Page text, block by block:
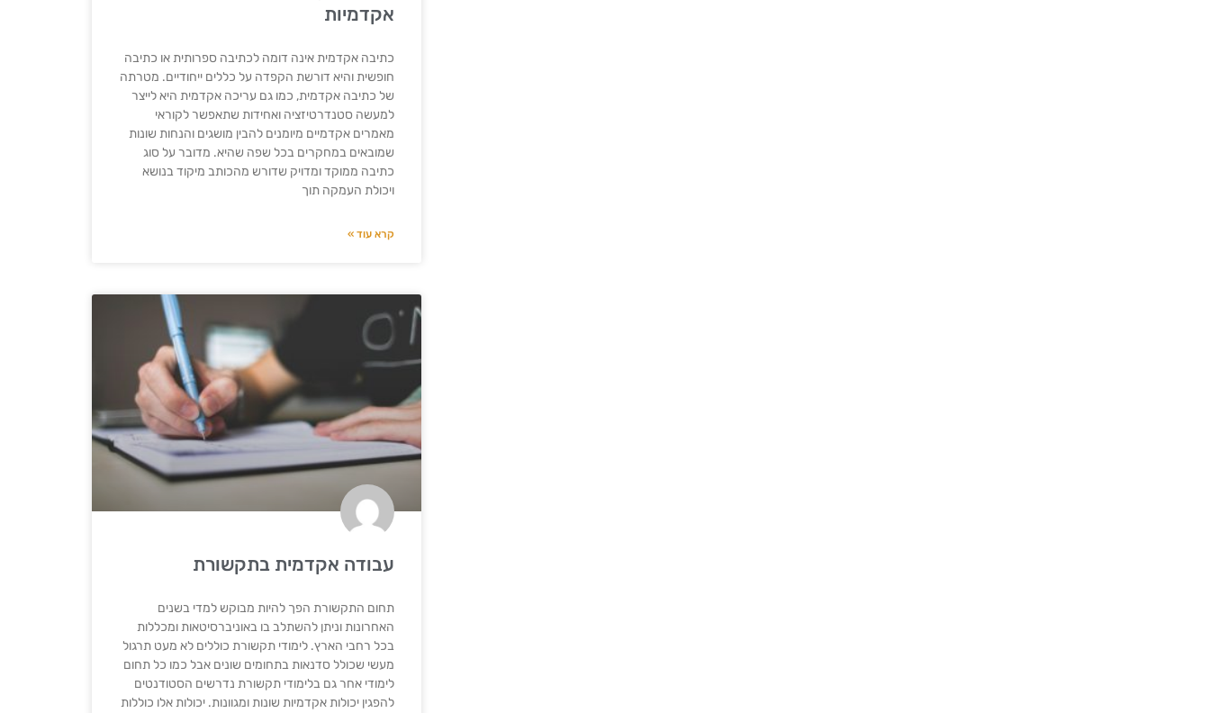
אקדמיות
כתיבה אקדמית אינה דומה לכתיבה ספרותית או כתיבה
חופשית והיא דורשת הקפדה על כללים ייחודיים. מטרתה
של כתיבה אקדמית, כמו גם עריכה אקדמית היא לייצר
למעשה סטנדרטיזציה ואחידות שתאפשר לקוראי
מאמרים אקדמיים מיומנים להבין מושגים והנחות שונות
שמובאים במחקרים בכל שפה שהיא. מדובר על סוג
כתיבה ממוקד ומדויק שדורש מהכותב מיקוד בנושא
ויכולת העמקה תוך
קרא עוד »
עבודה אקדמית בתקשורת
תחום התקשורת הפך להיות מבוקש למדי בשנים
האחרונות וניתן להשתלב בו באוניברסיטאות ומכללות
בכל רחבי הארץ. לימודי תקשורת כוללים לא מעט תרגול
מעשי שכולל סדנאות בתחומים שונים אבל כמו כל תחום
לימודי אחר גם בלימודי תקשורת נדרשים הסטודנטים
להפגין יכולות אקדמיות שונות ומגוונות. יכולות אלו כוללות